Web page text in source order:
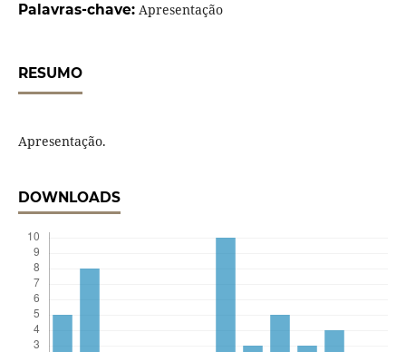
Palavras-chave: Apresentação
RESUMO
Apresentação.
DOWNLOADS